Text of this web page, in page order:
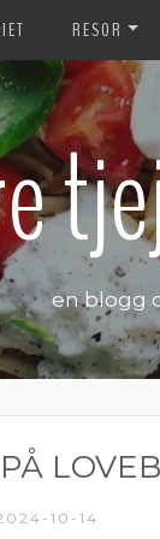
RESOR
en blogg
10-14